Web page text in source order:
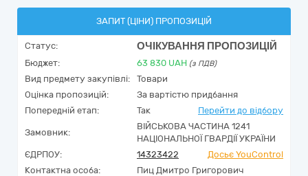
ЗАПИТ (ЦІНИ) ПРОПОЗИЦІЙ
Статус: ОЧІКУВАННЯ ПРОПОЗИЦІЙ
Бюджет: 63 830 UAH (з ПДВ)
Вид предмету закупівлі:
Товари
Оцінка пропозицій:
За вартістю придбання
Попередній етап:
Так Перейти до відбору
Замовник:
ВІЙСЬКОВА ЧАСТИНА 1241
НАЦІОНАЛЬНОЇ ГВАРДІЇ УКРАЇНИ
ЄДРПОУ:
14323422
Досьє YouControl
Контактна особа:
Пиц Дмитро Григорович